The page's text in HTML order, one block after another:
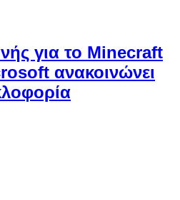
για το Minecraft
ανακοινώνει